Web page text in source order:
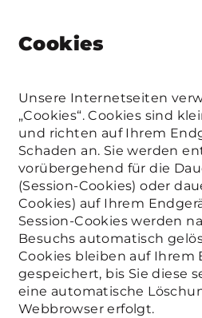
Cookies
Unsere Internetseiten
„Cookies“. Cookies sind
und richten auf Ihrem
Schaden an. Sie werden
vorübergehend für die
(Session-Cookies) oder
Cookies) auf Ihrem
Session-Cookies werden
Besuchs automatisch
Cookies bleiben auf Ihrem
gespeichert, bis Sie diese
eine automatische
Webbrowser erfolgt.